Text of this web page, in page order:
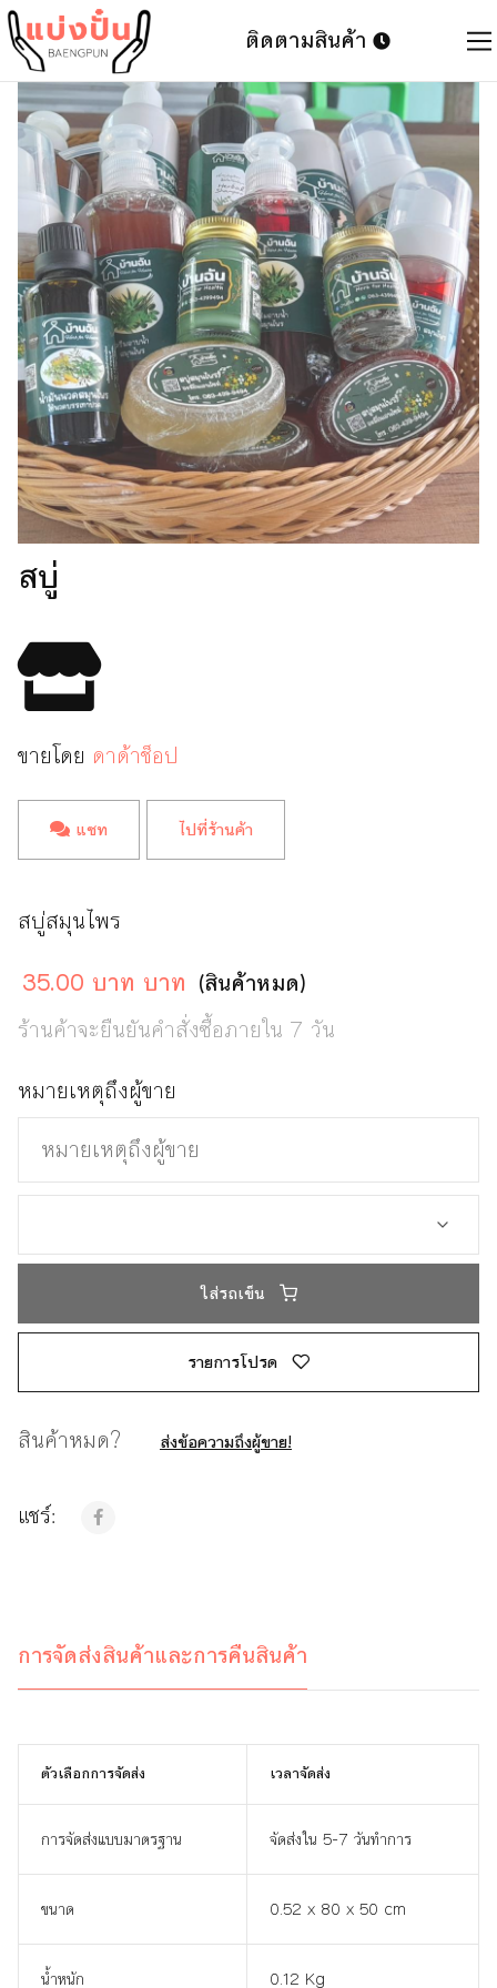
ติดตามสินค้า
สบู่
ขายโดย ดาด้าช็อป
แชท ไปที่ร้านค้า
สบู่สมุนไพร
35.00 บาท บาท (สินค้าหมด)
ร้านค้าจะยืนยันคำสั่งซื้อภายใน 7 วัน
หมายเหตุถึงผู้ขาย
ใส่รถเข็น
รายการโปรด
สินค้าหมด? ส่งข้อความถึงผู้ขาย!
แชร์:
การจัดส่งสินค้าและการคืนสินค้า
ตัวเลือกการจัดส่ง เวลาจัดส่ง
การจัดส่งแบบมาตรฐาน จัดส่งใน 5-7 วันทำการ
ขนาด 0.52 x 80 x 50 cm
น้ำหนัก 0.12 Kg